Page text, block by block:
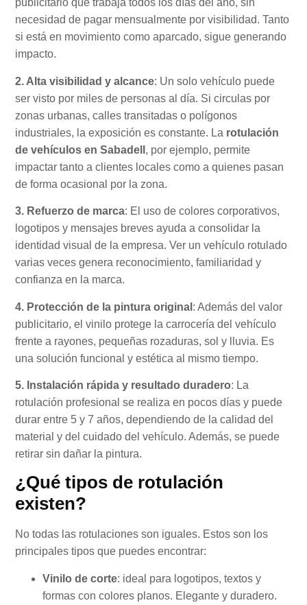
publicitario que trabaja todos los días del año, sin
necesidad de pagar mensualmente por visibilidad. Tanto
si está en movimiento como aparcado, sigue generando
impacto.
2. Alta visibilidad y alcance: Un solo vehículo puede
ser visto por miles de personas al día. Si circulas por
zonas urbanas, calles transitadas o polígonos
industriales, la exposición es constante. La rotulación
de vehículos en Sabadell , por ejemplo, permite
impactar tanto a clientes locales como a quienes pasan
de forma ocasional por la zona.
3. Refuerzo de marca: El uso de colores corporativos,
logotipos y mensajes breves ayuda a consolidar la
identidad visual de la empresa. Ver un vehículo rotulado
varias veces genera reconocimiento, familiaridad y
confianza en la marca.
4. Protección de la pintura original : Además del valor
publicitario, el vinilo protege la carrocería del vehículo
frente a rayones, pequeñas rozaduras, sol y lluvia. Es
una solución funcional y estética al mismo tiempo.
5. Instalación rápida y resultado duradero: La
rotulación profesional se realiza en pocos días y puede
durar entre 5 y 7 años, dependiendo de la calidad del
material y del cuidado del vehículo. Además, se puede
retirar sin dañar la pintura.
¿Qué tipos de rotulación
existen?
No todas las rotulaciones son iguales. Estos son los
principales tipos que puedes encontrar:
Vinilo de corte: ideal para logotipos, textos y
formas con colores planos. Elegante y duradero.